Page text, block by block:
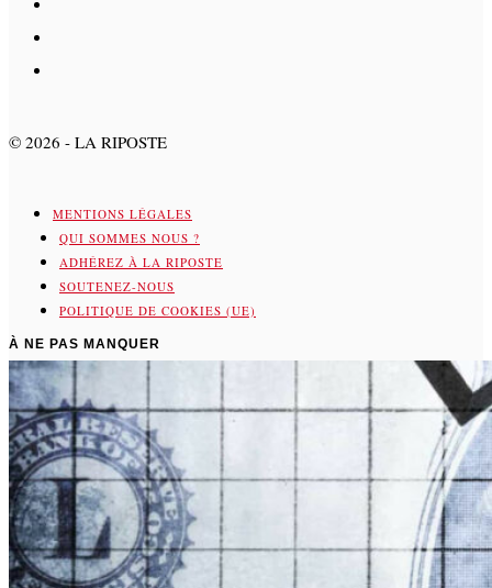
© 2026 - LA RIPOSTE
MENTIONS LÉGALES
QUI SOMMES NOUS ?
ADHÉREZ À LA RIPOSTE
SOUTENEZ-NOUS
POLITIQUE DE COOKIES (UE)
À NE PAS MANQUER